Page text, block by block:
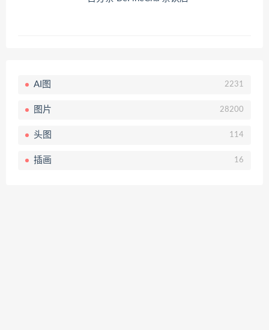
AI图 2231
图片 28200
头图 114
插画 16